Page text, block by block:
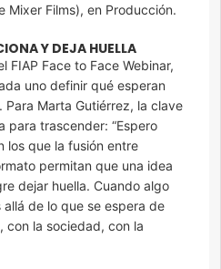
Mixer Films), en Producción.
Y DEJA HUELLA
FIAP Face to Face Webinar,
uno definir qué esperan
Marta Gutiérrez, la clave
para trascender: “Espero
los que la fusión entre
permitan que una idea
dejar huella. Cuando algo
de lo que se espera de
con la sociedad, con la